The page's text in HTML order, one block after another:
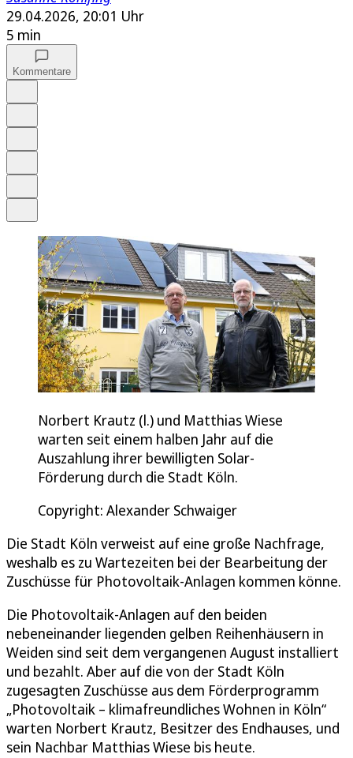
29.04.2026, 20:01 Uhr
5 min
Kommentare
Norbert Krautz (l.) und Matthias Wiese
warten seit einem halben Jahr auf die
Auszahlung ihrer bewilligten Solar-
Förderung durch die Stadt Köln.
Copyright: Alexander Schwaiger
Die Stadt Köln verweist auf eine große Nachfrage,
weshalb es zu Wartezeiten bei der Bearbeitung der
Zuschüsse für Photovoltaik-Anlagen kommen könne.
Die Photovoltaik-Anlagen auf den beiden
nebeneinander liegenden gelben Reihenhäusern in
Weiden sind seit dem vergangenen August installiert
und bezahlt. Aber auf die von der Stadt Köln
zugesagten Zuschüsse aus dem Förderprogramm
„Photovoltaik – klimafreundliches Wohnen in Köln“
warten Norbert Krautz, Besitzer des Endhauses, und
sein Nachbar Matthias Wiese bis heute.